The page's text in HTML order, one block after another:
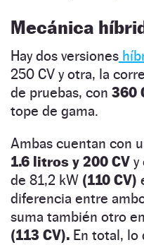
Mecánica
Hay dos versiones
250 CV y otra, la
de pruebas, con 360
tope de gama.
Ambas cuentan con
1.6 litros y 200 CV y
de 81,2 kW (110 CV)
diferencia entre
suma también otro
(113 CV). En total, lo